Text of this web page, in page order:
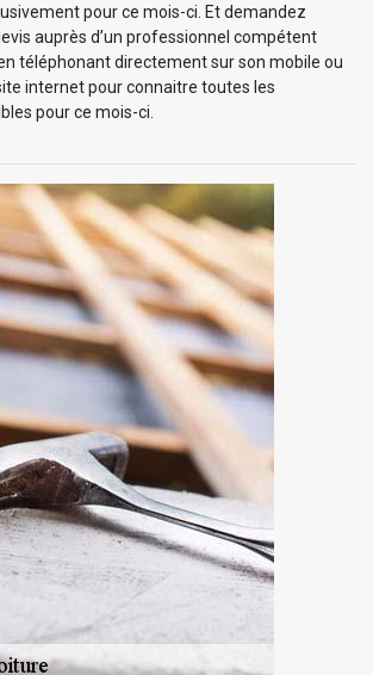
pour ce mois-ci. Et demandez
auprès d’un professionnel compétent
téléphonant directement sur son mobile ou
internet pour connaitre toutes les
pour ce mois-ci.